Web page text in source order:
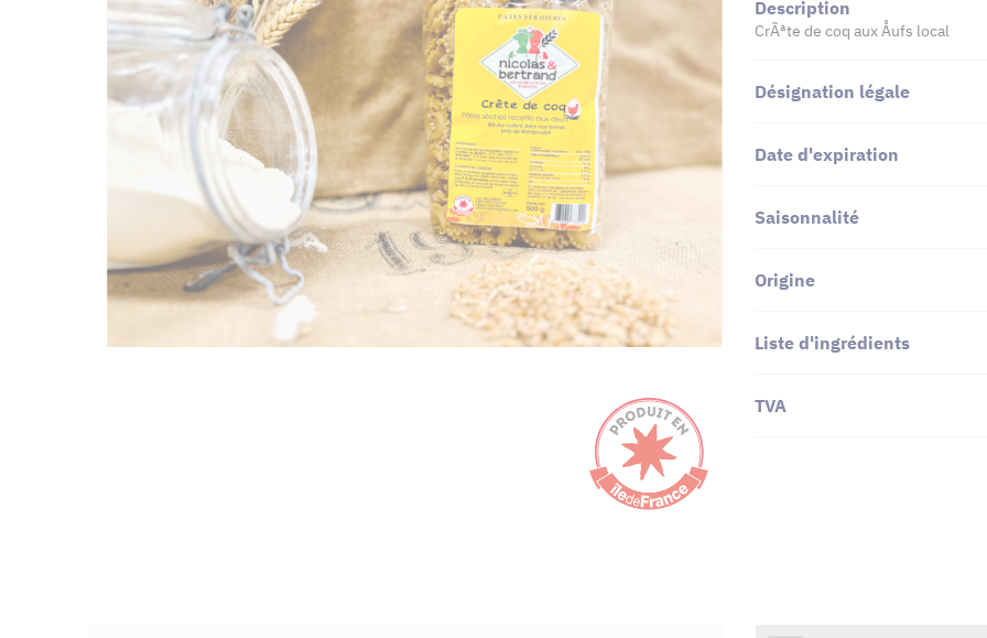
Description
CrÃªte de coq aux Åufs local
Désignation légale
Date d'expiration
Saisonnalité
Origine
Liste d'ingrédients
TVA